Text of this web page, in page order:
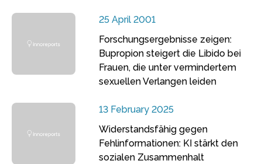
25 April 2001
Forschungsergebnisse zeigen:
Bupropion steigert die Libido bei
Frauen, die unter vermindertem
sexuellen Verlangen leiden
13 February 2025
Widerstandsfähig gegen
Fehlinformationen: KI stärkt den
sozialen Zusammenhalt